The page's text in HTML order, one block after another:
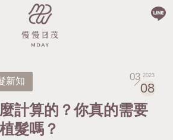
新知
計算的？你真的需要
髮嗎？
03
08
2023